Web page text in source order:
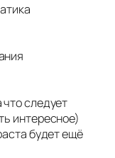
следует
интересное)
будет ещё